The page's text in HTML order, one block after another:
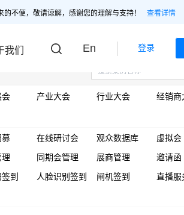
不便，敬请谅解，感谢您的理解与支持！ 查看详情
我们 En 登录
会 产业大会 行业大会 经销商
募 在线研讨会 观众数据库 虚拟会
同期会管理 展商管理 邀请函
到 人脸识别签到 闸机签到 直播服